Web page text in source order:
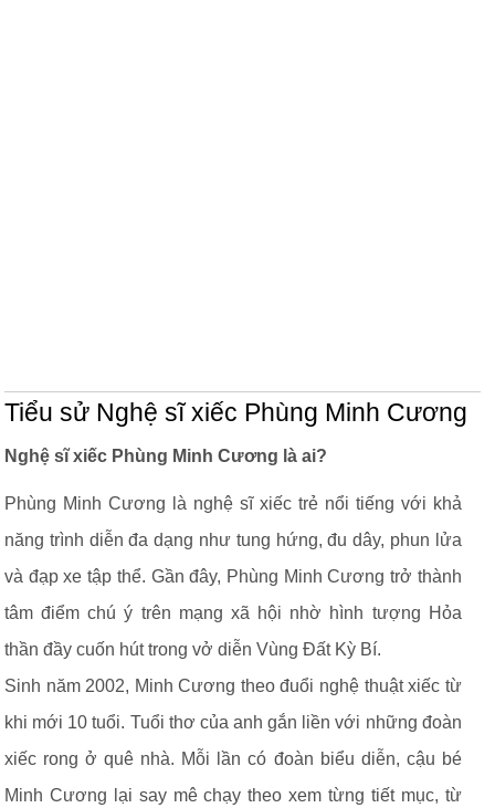
Tiểu sử Nghệ sĩ xiếc Phùng Minh Cương
Nghệ sĩ xiếc Phùng Minh Cương là ai?
Phùng Minh Cương là nghệ sĩ xiếc trẻ nổi tiếng với khả
năng trình diễn đa dạng như tung hứng, đu dây, phun lửa
và đạp xe tập thể. Gần đây, Phùng Minh Cương trở thành
tâm điểm chú ý trên mạng xã hội nhờ hình tượng Hỏa
thần đầy cuốn hút trong vở diễn Vùng Đất Kỳ Bí.
Sinh năm 2002, Minh Cương theo đuổi nghệ thuật xiếc từ
khi mới 10 tuổi. Tuổi thơ của anh gắn liền với những đoàn
xiếc rong ở quê nhà. Mỗi lần có đoàn biểu diễn, cậu bé
Minh Cương lại say mê chạy theo xem từng tiết mục, từ